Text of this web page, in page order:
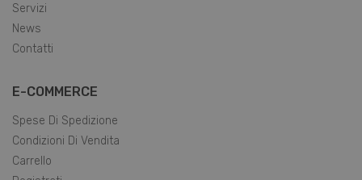
Servizi
News
Contatti
E-COMMERCE
Spese Di Spedizione
Condizioni Di Vendita
Carrello